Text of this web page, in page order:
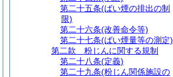
第二十五条(ばい煙の排出の制
限)
第二十六条(改善命令等)
第二十七条(ばい煙量等の測定)
第二款
粉じんに関する規制
第二十八条(定義)
第二十九条(粉じん関係施設の